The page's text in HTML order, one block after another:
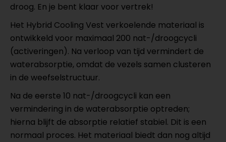
droog. En je bent klaar voor vertrek!
Het Hybrid Cooling Vest verkoelende materiaal is
ontwikkeld voor maximaal 200 nat-/droogcycli
(activeringen). Na verloop van tijd vermindert de
waterabsorptie, omdat de vezels samen clusteren
in de weefselstructuur.
Na de eerste 10 nat-/droogcycli kan een
vermindering in de waterabsorptie optreden;
hierna blijft de absorptie relatief stabiel. Dit is een
normaal proces. Het materiaal biedt dan nog altijd